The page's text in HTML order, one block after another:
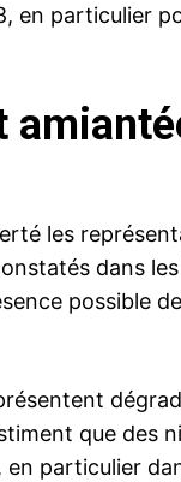
en particulier
les
dans
possible
que des
en particulier